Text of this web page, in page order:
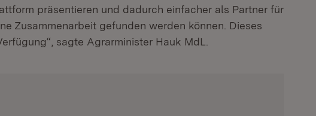
präsentieren und dadurch einfacher als Partner für
Zusammenarbeit gefunden werden können. Dieses
sagte Agrarminister Hauk MdL.